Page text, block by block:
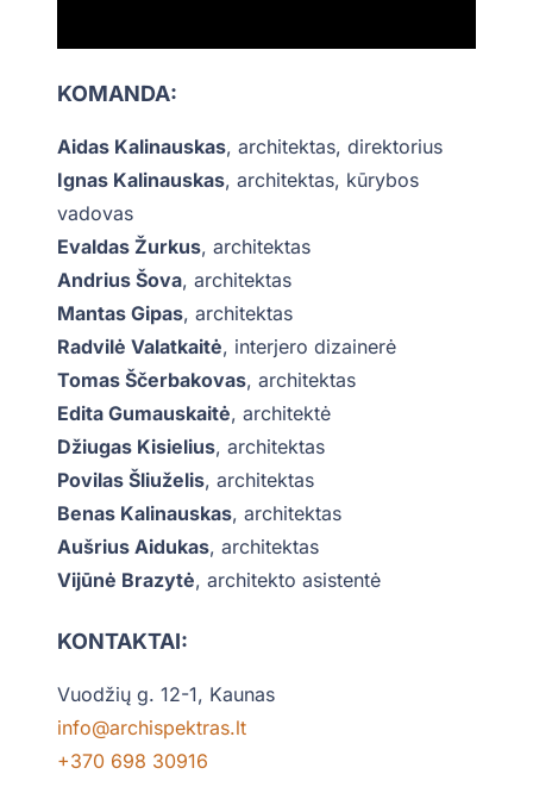
KOMANDA:
Aidas Kalinauskas, architektas, direktorius
Ignas Kalinauskas, architektas, kūrybos
vadovas
Evaldas Žurkus, architektas
Andrius Šova, architektas
Mantas Gipas, architektas
Radvilė Valatkaitė, interjero dizainerė
Tomas Ščerbakovas, architektas
Edita Gumauskaitė, architektė
Džiugas Kisielius, architektas
Povilas Šliuželis, architektas
Benas Kalinauskas, architektas
Aušrius Aidukas, architektas
Vijūnė Brazytė, architekto asistentė
KONTAKTAI:
Vuodžių g. 12-1, Kaunas
info@archispektras.lt
+370 698 30916